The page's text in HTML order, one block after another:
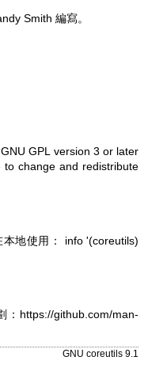
Smith 編寫。
GPL version 3 or later
change and redistribute
本地使用： info '(coreutils)
： https://github.com/man-
GNU coreutils 9.1